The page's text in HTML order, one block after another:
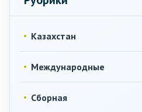
Казахстан
Международные
Сборная